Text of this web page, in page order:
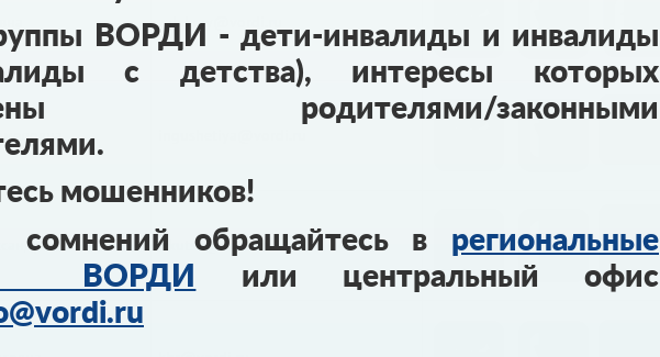
zab.kray@vordi.ru
irkutsk@vordi.ru
ВОРДИ - дети-инвалиды и инвалиды
с детства), интересы которых
родителями/законными
мошенников!
обращайтесь в региональные
ВОРДИ
или центральный офис